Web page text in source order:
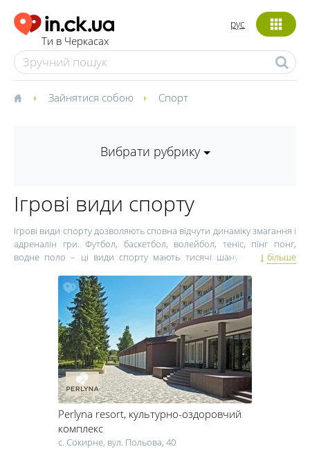
Ти в Черкасах
рус
Зайнятися собою Спорт
Вибрати рубрику
Ігрові види спорту
Ігрові види спорту дозволяють сповна відчути динаміку змагання і
адреналін гри. Футбол, баскетбол, волейбол, теніс, пінг понг,
водне поло – ці види спорту мають тисячі шанувальників по
конкуренції, навчають гідно програвати, мотивують рухатися до
своєї мети і перемагати. Командний вид спорту вчить дітей і
дорослих слухати партнера, взаємодіяти з "колегами" і разом
рухатися до мети.
Кожен ігровий вид спорту позитивно впливає не тільки на
емоційний, але і на фізичний стан. Спортивні ігри з м'ячем
розвивають рухливість, реакцію, тренують всі групи м'язів.
Бадмінтон і пінг понг вчать бути уважним і сконцентрованим.
Волейбол, баскетбол і футбол є найпопулярнішими видами спорту
в Черкасах і області. Ці спортивні ігри розвиваються і на
професійному, і на аматорському рівні. Останнім часом у
Черкасах облаштовують баскетбольні майданчики, тенісні корти,
спортивні поля для гри у футбол і волейбол, проводяться тенісні
більше
Perlyna resort, культурно-оздоровчий
комплекс
с. Сокирне, вул. Польова, 40